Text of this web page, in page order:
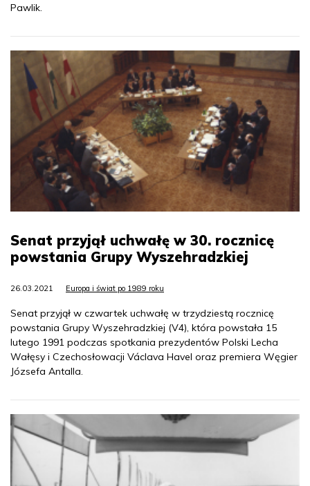
Pawlik.
Senat przyjął uchwałę w 30. rocznicę
powstania Grupy Wyszehradzkiej
26.03.2021 Europa i świat po 1989 roku
Senat przyjął w czwartek uchwałę w trzydziestą rocznicę
powstania Grupy Wyszehradzkiej (V4), która powstała 15
lutego 1991 podczas spotkania prezydentów Polski Lecha
Wałęsy i Czechosłowacji Václava Havel oraz premiera Węgier
Józsefa Antalla.